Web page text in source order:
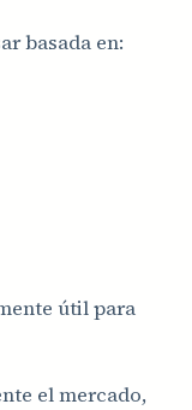
basada en:
útil para
el mercado,